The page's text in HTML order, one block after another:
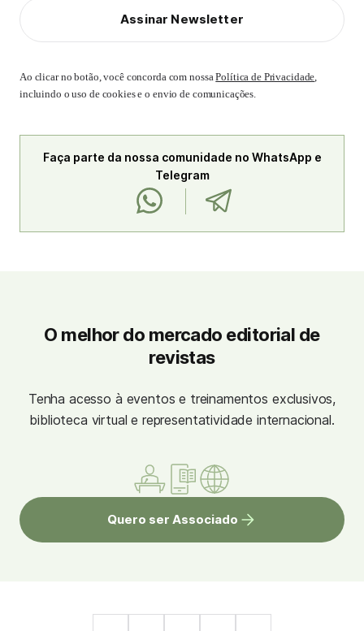
Assinar Newsletter
Ao clicar no botão, você concorda com nossaPolítica de Privacidade,
incluindo o uso de cookies e o envio de comunicações.
Faça parte da nossa comunidade no WhatsApp e
Telegram
O melhor do mercado editorial de
revistas
Tenha acesso à eventos e treinamentos exclusivos,
biblioteca virtual e representatividade internacional.
Quero ser Associado